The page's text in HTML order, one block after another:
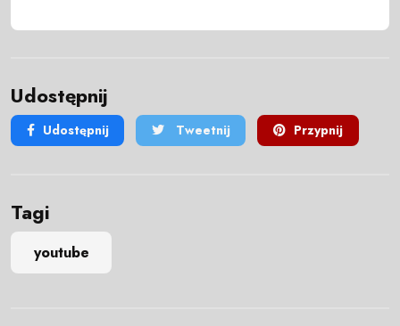
Udostępnij
Udostępnij Tweetnij Przypnij
Tagi
youtube